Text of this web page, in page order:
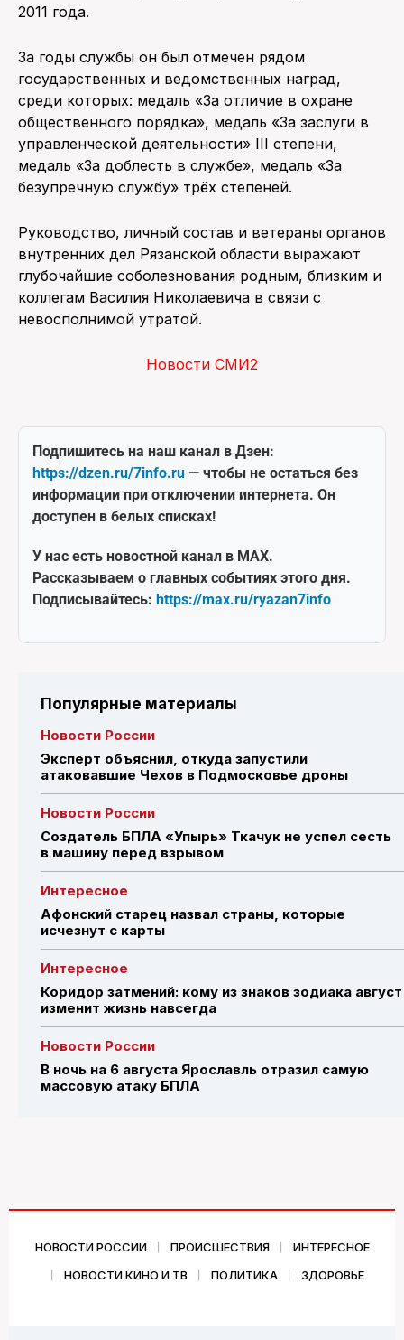
2011 года.
За годы службы он был отмечен рядом
государственных и ведомственных наград,
среди которых: медаль «За отличие в охране
общественного порядка», медаль «За заслуги в
управленческой деятельности» III степени,
медаль «За доблесть в службе», медаль «За
безупречную службу» трёх степеней.
Руководство, личный состав и ветераны органов
внутренних дел Рязанской области выражают
глубочайшие соболезнования родным, близким и
коллегам Василия Николаевича в связи с
невосполнимой утратой.
Новости СМИ2
Подпишитесь на наш канал в Дзен:
https://dzen.ru/7info.ru — чтобы не остаться без
информации при отключении интернета. Он
доступен в белых списках!
У нас есть новостной канал в MAX.
Рассказываем о главных событиях этого дня.
Подписывайтесь: https://max.ru/ryazan7info
Популярные материалы
Новости России
Эксперт объяснил, откуда запустили
атаковавшие Чехов в Подмосковье дроны
Новости России
Создатель БПЛА «Упырь» Ткачук не успел сесть
в машину перед взрывом
Интересное
Афонский старец назвал страны, которые
исчезнут с карты
Интересное
Коридор затмений: кому из знаков зодиака август
изменит жизнь навсегда
Новости России
В ночь на 6 августа Ярославль отразил самую
массовую атаку БПЛА
НОВОСТИ РОССИИ ПРОИСШЕСТВИЯ
ИНТЕРЕСНОЕ
НОВОСТИ КИНО И ТВ
ПОЛИТИКА ЗДОРОВЬЕ